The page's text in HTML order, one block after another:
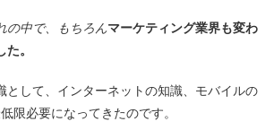
の中で、もちろんマーケティング業界も変わ
。
として、インターネットの知識、モバイルの
限必要になってきたのです。